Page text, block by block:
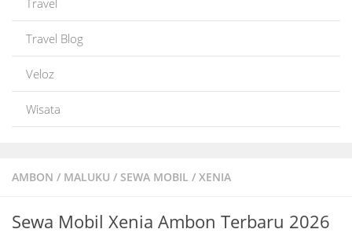
AMBON / MALUKU / SEWA MOBIL / XENIA
Sewa Mobil Xenia Ambon Terbaru 2026
Travel
Travel Blog
Veloz
Wisata